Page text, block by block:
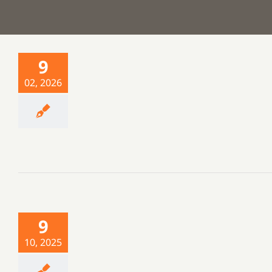
9
02, 2026
9
10, 2025